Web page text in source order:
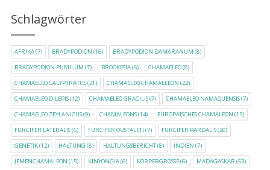
Schlagwörter
AFRIKA(7) BRADYPODION (16) BRADYPODION DAMARANUM (8)
BRADYPODION PUMILUM (7) BROOKESIA(6) CHAMAELEO(8)
CHAMAELEO CALYPTRATUS(21) CHAMAELEO CHAMAELEON (22)
CHAMAELEO DILEPIS(12) CHAMAELEO GRACILIS(7) CHAMAELEO NAMAQUENSIS(7)
CHAMAELEO ZEYLANICUS(9) CHAMÄLEONS(14) EUROPÄISCHES CHAMÄLEON (13)
FURCIFER LATERALIS(6) FURCIFER OUSTALETI (7) FURCIFER PARDALIS(20)
GENETIK(12) HALTUNG (8) HALTUNGSBERICHT(8) INDIEN (7)
JEMENCHAMÄLEON (15) KINYONGIA(6) KÖRPERGRÖSSE (6) MADAGASKAR(53)